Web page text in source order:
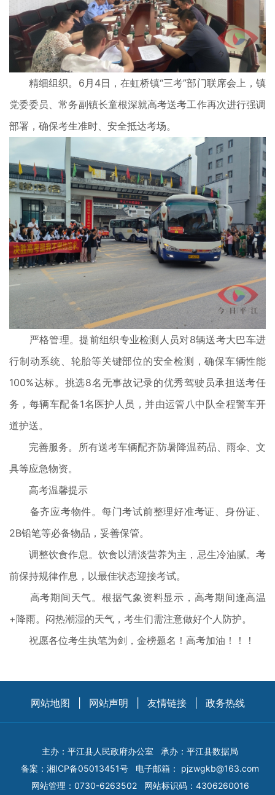
精细组织。6月4日，在虹桥镇“三考”部门联席会上，镇
党委委员、常务副镇长童根深就高考送考工作再次进行强调
部署，确保考生准时、安全抵达考场。
严格管理。提前组织专业检测人员对8辆送考大巴车进
行制动系统、轮胎等关键部位的安全检测，确保车辆性能
100%达标。挑选8名无事故记录的优秀驾驶员承担送考任
务，每辆车配备1名医护人员，并由运管八中队全程警车开
道护送。
完善服务。所有送考车辆配齐防暑降温药品、雨伞、文
具等应急物资。
高考温馨提示
备齐应考物件。每门考试前整理好准考证、身份证、
2B铅笔等必备物品，妥善保管。
调整饮食作息。饮食以清淡营养为主，忌生冷油腻。考
前保持规律作息，以最佳状态迎接考试。
高考期间天气。根据气象资料显示，高考期间逢高温
+降雨。闷热潮湿的天气，考生们需注意做好个人防护。
祝愿各位考生执笔为剑，金榜题名！高考加油！！！
网站地图 网站声明 友情链接 政务热线
主办：平江县人民政府办公室
承办：平江县数据局
备案： 湘ICP备05013451号 电子邮箱： pjzwgkb@163.com
网站管理：0730-6263502
网站标识码：4306260016